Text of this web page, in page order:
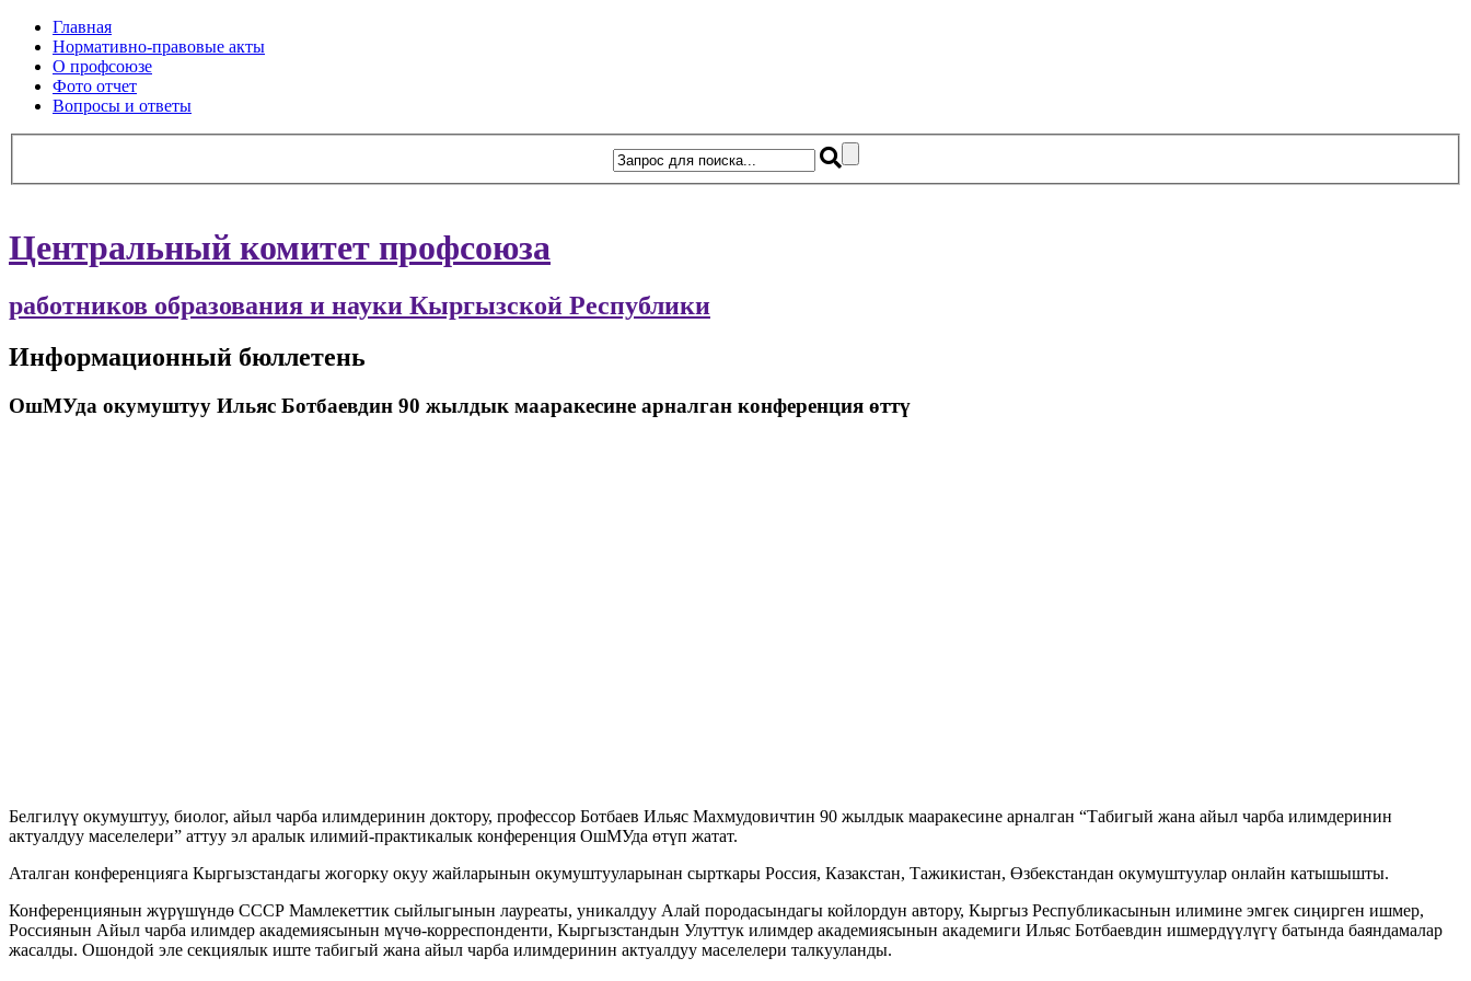
Главная
Нормативно-правовые акты
О профсоюзе
Фото отчет
Вопросы и ответы
Центральный комитет профсоюза
работников образования и науки Кыргызской Республики
Информационный бюллетень
ОшМУда окумуштуу Ильяс Ботбаевдин 90 жылдык мааракесине арналган конференция өттү
Белгилүү окумуштуу, биолог, айыл чарба илимдеринин доктору, профессор Ботбаев Ильяс Махмудовичтин 90 жылдык мааракесине арналган “Табигый жана айыл чарба илимдеринин
актуалдуу маселелери” аттуу эл аралык илимий-практикалык конференция ОшМУда өтүп жатат.
Аталган конференцияга Кыргызстандагы жогорку окуу жайларынын окумуштууларынан сырткары Россия, Казакстан, Тажикистан, Өзбекстандан окумуштуулар онлайн катышышты.
Конференциянын жүрүшүндө СССР Мамлекеттик сыйлыгынын лауреаты, уникалдуу Алай породасындагы койлордун автору, Кыргыз Республикасынын илимине эмгек сиңирген ишмер,
Россиянын Айыл чарба илимдер академиясынын мүчө-корреспонденти, Кыргызстандын Улуттук илимдер академиясынын академиги Ильяс Ботбаевдин ишмердүүлүгү батында баяндамалар
жасалды. Ошондой эле секциялык иште табигый жана айыл чарба илимдеринин актуалдуу маселелери талкууланды.